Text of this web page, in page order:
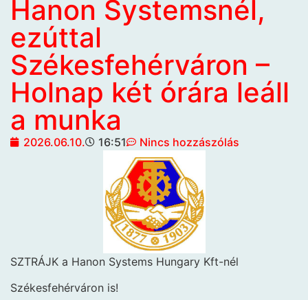
Hanon Systemsnél,
ezúttal
Székesfehérváron –
Holnap két órára leáll
a munka
2026.06.10. 16:51 Nincs hozzászólás
SZTRÁJK a Hanon Systems Hungary Kft-nél
Székesfehérváron is!